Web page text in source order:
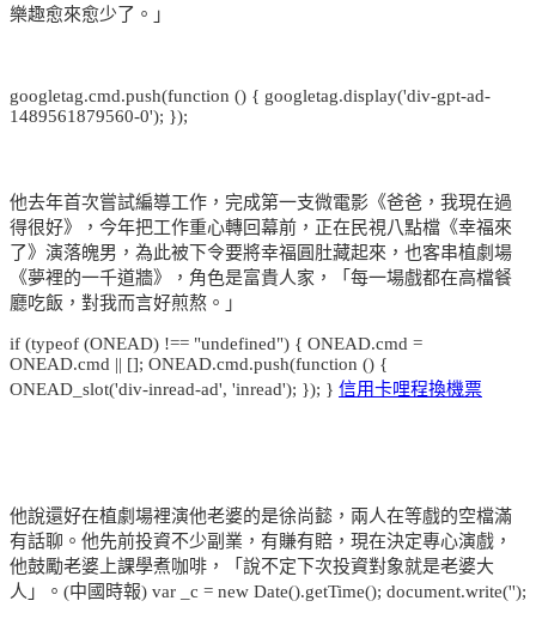
樂趣愈來愈少了。」
googletag.cmd.push(function () { googletag.display('div-gpt-ad-
1489561879560-0'); });
他去年首次嘗試編導工作，完成第一支微電影《爸爸，我現在過
得很好》，今年把工作重心轉回幕前，正在民視八點檔《幸福來
了》演落魄男，為此被下令要將幸福圓肚藏起來，也客串植劇場
《夢裡的一千道牆》，角色是富貴人家，「每一場戲都在高檔餐
廳吃飯，對我而言好煎熬。」
if (typeof (ONEAD) !== "undefined") { ONEAD.cmd =
ONEAD.cmd || []; ONEAD.cmd.push(function () {
ONEAD_slot('div-inread-ad', 'inread'); }); } 信用卡哩程換機票
他說還好在植劇場裡演他老婆的是徐尚懿，兩人在等戲的空檔滿
有話聊。他先前投資不少副業，有賺有賠，現在決定專心演戲，
他鼓勵老婆上課學煮咖啡，「說不定下次投資對象就是老婆大
人」。(中國時報) var _c = new Date().getTime(); document.write('');